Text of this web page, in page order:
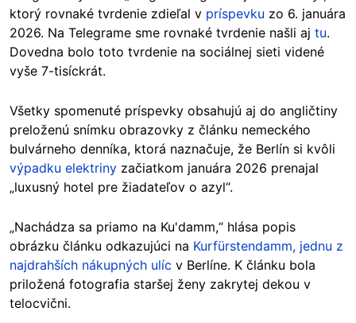
ktorý rovnaké tvrdenie zdieľal v príspevku zo 6. januára
2026. Na Telegrame sme rovnaké tvrdenie našli aj tu.
Dovedna bolo toto tvrdenie na sociálnej sieti videné
vyše 7-tisíckrát.
Všetky spomenuté príspevky obsahujú aj do angličtiny
preloženú snímku obrazovky z článku nemeckého
bulvárneho denníka, ktorá naznačuje, že Berlín si kvôli
výpadku elektriny začiatkom januára 2026 prenajal
„luxusný hotel pre žiadateľov o azyl“.
„Nachádza sa priamo na Ku'damm,“ hlása popis
obrázku článku odkazujúci na Kurfürstendamm, jednu z
najdrahších nákupných ulíc v Berlíne. K článku bola
priložená fotografia staršej ženy zakrytej dekou v
telocvični.